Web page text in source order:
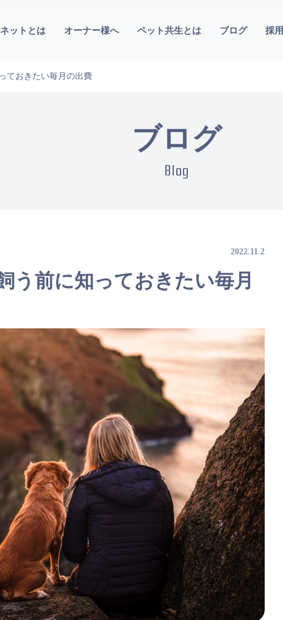
ットとは オーナー様へ ペット共生とは ブログ 採用
ておきたい毎月の出費
ブログ
Blog
2022.11.2
う前に知っておきたい毎月